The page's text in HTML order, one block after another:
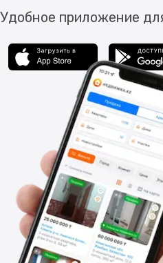
Удобное приложение